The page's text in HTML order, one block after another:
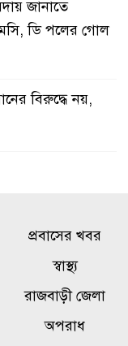
জানাতে
ডি পলের গোল
বিরুদ্ধে নয়,
থাকা ট্রাকে অপর
৩
শিক্ষাবর্ষের ভর্তি
প্রবাসের খবর
স্বাস্থ্য
রাজবাড়ী জেলা
অপরাধ